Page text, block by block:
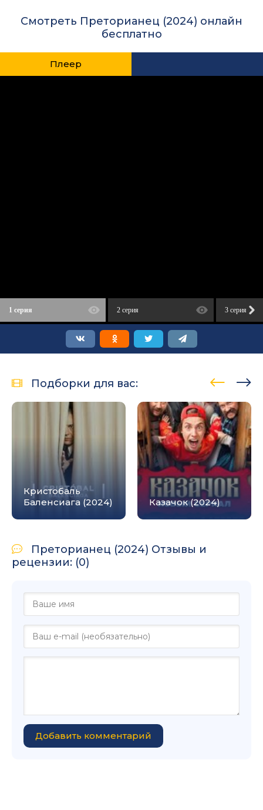
Смотреть Преторианец (2024) онлайн
бесплатно
Плеер
1 серия 2 серия 3 серия
Подборки для вас:
Кристобаль
Баленсиага (2024)
Казачок (2024)
Преторианец (2024) Отзывы и
рецензии: (0)
Добавить комментарий